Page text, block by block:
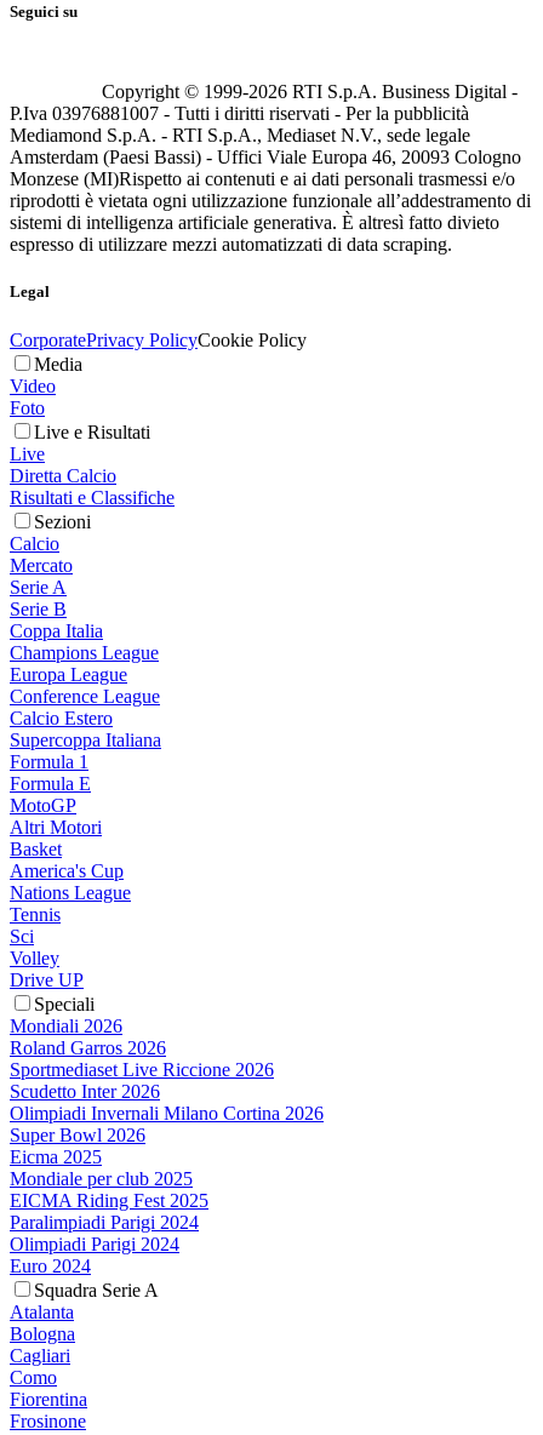
Seguici su
Copyright © 1999-2026 RTI S.p.A. Business Digital -
P.Iva 03976881007 - Tutti i diritti riservati - Per la pubblicità
Mediamond S.p.A. - RTI S.p.A., Mediaset N.V., sede legale
Amsterdam (Paesi Bassi) - Uffici Viale Europa 46, 20093 Cologno
Monzese (MI)Rispetto ai contenuti e ai dati personali trasmessi e/o
riprodotti è vietata ogni utilizzazione funzionale all’addestramento di
sistemi di intelligenza artificiale generativa. È altresì fatto divieto
espresso di utilizzare mezzi automatizzati di data scraping.
Legal
CorporatePrivacy PolicyCookie Policy
Media
Video
Foto
Live e Risultati
Live
Diretta Calcio
Risultati e Classifiche
Sezioni
Calcio
Mercato
Serie A
Serie B
Coppa Italia
Champions League
Europa League
Conference League
Calcio Estero
Supercoppa Italiana
Formula 1
Formula E
MotoGP
Altri Motori
Basket
America's Cup
Nations League
Tennis
Sci
Volley
Drive UP
Speciali
Mondiali 2026
Roland Garros 2026
Sportmediaset Live Riccione 2026
Scudetto Inter 2026
Olimpiadi Invernali Milano Cortina 2026
Super Bowl 2026
Eicma 2025
Mondiale per club 2025
EICMA Riding Fest 2025
Paralimpiadi Parigi 2024
Olimpiadi Parigi 2024
Euro 2024
Squadra Serie A
Atalanta
Bologna
Cagliari
Como
Fiorentina
Frosinone